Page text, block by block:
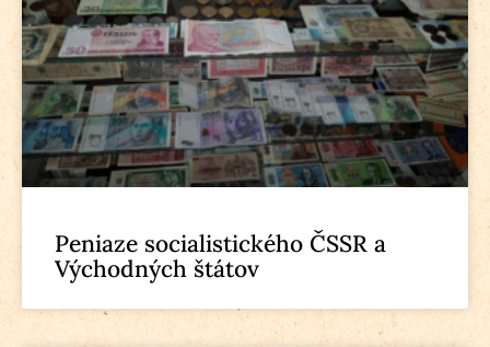
Peniaze socialistického ČSSR a
Východných štátov